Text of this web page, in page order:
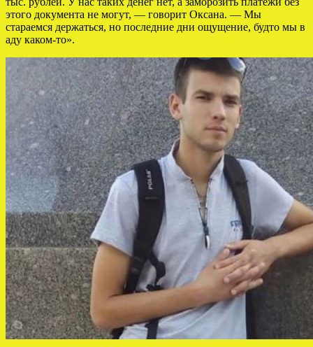
этого документа не могут, — говорит Оксана. — Мы
стараемся держаться, но последние дни ощущение, будто мы в
аду каком-то».